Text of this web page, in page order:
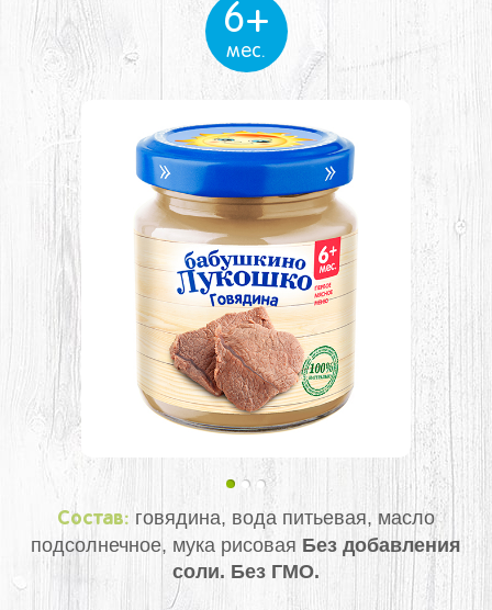
6+
мес.
Состав: говядина, вода питьевая, масло
подсолнечное, мука рисовая Без добавления
соли. Без ГМО.